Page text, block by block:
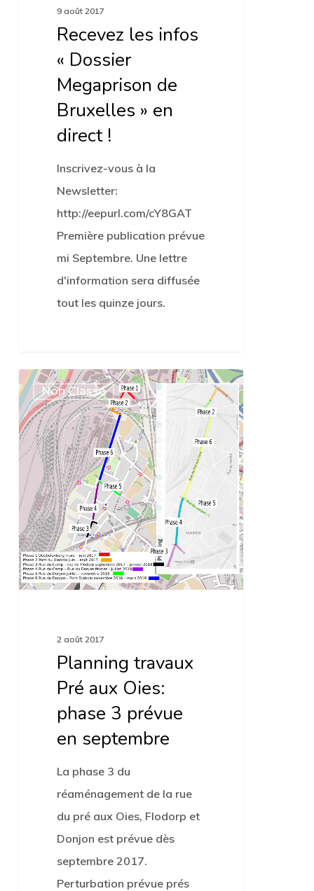
9 août 2017
Recevez les infos
« Dossier
Megaprison de
Bruxelles » en
direct !
Inscrivez-vous à la
Newsletter:
http://eepurl.com/cY8GAT
Première publication prévue
mi Septembre. Une lettre
d'information sera diffusée
tout les quinze jours.
Planning
travaux
Pré
aux
Oies:
phase
3
prévue
en
septembre
Non Classé
2 août 2017
Planning travaux
Pré aux Oies:
phase 3 prévue
en septembre
La phase 3 du
réaménagement de la rue
du pré aux Oies, Flodorp et
Donjon est prévue dès
septembre 2017.
Perturbation prévue prés
0